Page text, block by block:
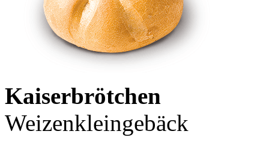
Kaiserbrötchen
Weizenkleingebäck